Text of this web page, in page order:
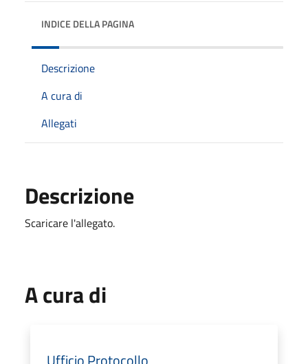
INDICE DELLA PAGINA
Descrizione
A cura di
Allegati
Descrizione
Scaricare l'allegato.
A cura di